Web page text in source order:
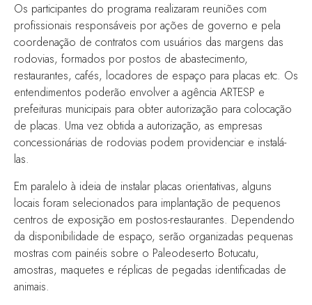
Os participantes do programa realizaram reuniões com
profissionais responsáveis por ações de governo e pela
coordenação de contratos com usuários das margens das
rodovias, formados por postos de abastecimento,
restaurantes, cafés, locadores de espaço para placas etc. Os
entendimentos poderão envolver a agência ARTESP e
prefeituras municipais para obter autorização para colocação
de placas. Uma vez obtida a autorização, as empresas
concessionárias de rodovias podem providenciar e instalá-
las.
Em paralelo à ideia de instalar placas orientativas, alguns
locais foram selecionados para implantação de pequenos
centros de exposição em postos-restaurantes. Dependendo
da disponibilidade de espaço, serão organizadas pequenas
mostras com painéis sobre o Paleodeserto Botucatu,
amostras, maquetes e réplicas de pegadas identificadas de
animais.